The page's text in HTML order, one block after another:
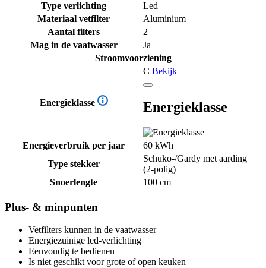
Type verlichting
Led
Materiaal vetfilter
Aluminium
Aantal filters
2
Mag in de vaatwasser
Ja
Stroomvoorziening
Energieklasse
C Bekijk
Energieklasse
Energieverbruik per jaar
60 kWh
Type stekker
Schuko-/Gardy met aarding
(2-polig)
Snoerlengte
100 cm
Plus- & minpunten
Vetfilters kunnen in de vaatwasser
Energiezuinige led-verlichting
Eenvoudig te bedienen
Is niet geschikt voor grote of open keuken